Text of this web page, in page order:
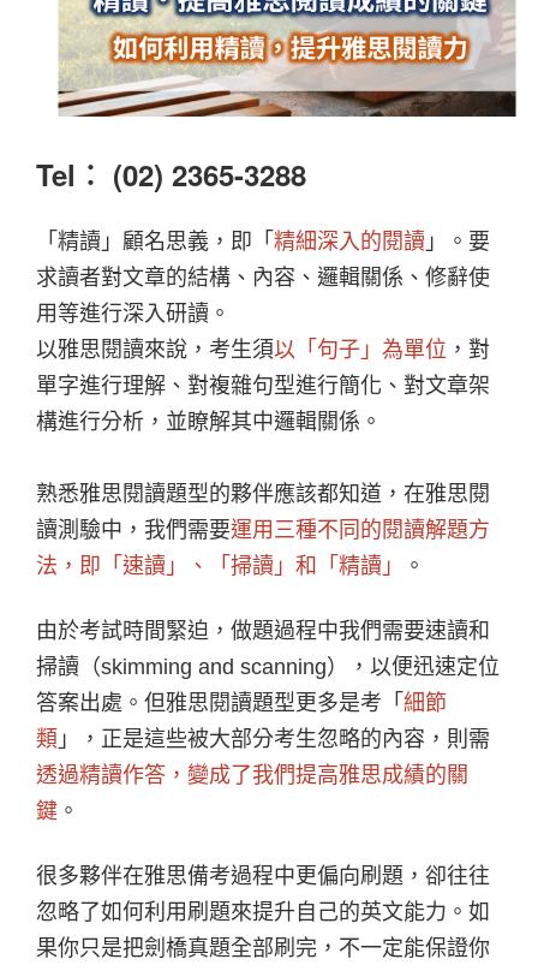
Tel︰ (02) 2365-3288
「精讀」顧名思義，即「 精細深入的閱讀 」。要
求讀者對文章的結構、內容、邏輯關係、修辭使
用等進行深入研讀。
以雅思閱讀來說，考生須以「句子」為單位 ，對
單字進行理解、對複雜句型進行簡化、對文章架
構進行分析，並瞭解其中邏輯關係。
熟悉雅思閱讀題型的夥伴應該都知道，在雅思閱
讀測驗中，我們需要運用三種不同的閱讀解題方
法，即「速讀」、「掃讀」和「精讀」
。
由於考試時間緊迫，做題過程中我們需要速讀和
掃讀（skimming and scanning），以便迅速定位
答案出處。但雅思閱讀題型更多是考「 細節
類 」，正是這些被大部分考生忽略的內容，則需
透過精讀作答，變成了我們提高雅思成績的關
鍵 。
很多夥伴在雅思備考過程中更偏向刷題，卻往往
忽略了如何利用刷題來提升自己的英文能力。如
果你只是把劍橋真題全部刷完，不一定能保證你